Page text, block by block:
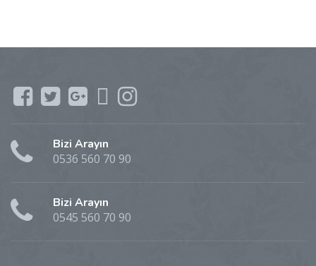
Bizi Arayın
0536 560 70 90
Bizi Arayın
0545 560 70 90